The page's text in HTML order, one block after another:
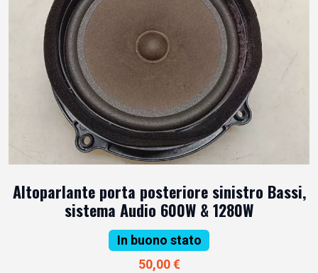
Altoparlante porta posteriore sinistro Bassi,
sistema Audio 600W & 1280W
In buono stato
50,00 €